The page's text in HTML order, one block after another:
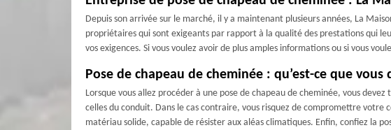
Depuis son arrivée sur le marché, il y a maintenant plusieurs années, La
propriétaires qui sont exigeants par rapport à la qualité des prestations qui
vos exigences. Si vous voulez avoir de plus amples informations ou si vous
Pose de chapeau de cheminée : qu’est-ce que
Lorsque vous allez procéder à une pose de chapeau de cheminée, vous
celles du conduit. Dans le cas contraire, vous risquez de compromettre
matériau solide, capable de résister aux aléas climatiques. Enfin, confiez la